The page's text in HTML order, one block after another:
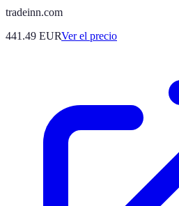
tradeinn.com
441.49 EURVer el precio